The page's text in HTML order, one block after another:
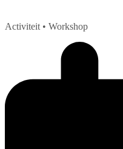
Activiteit • Workshop